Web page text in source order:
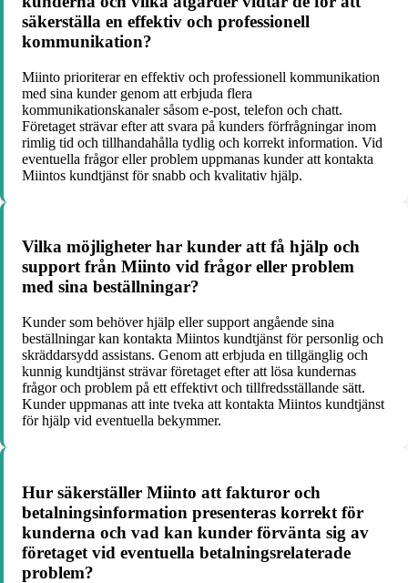
säkerställa en effektiv och professionell
kommunikation?
Miinto prioriterar en effektiv och professionell kommunikation
med sina kunder genom att erbjuda flera
kommunikationskanaler såsom e-post, telefon och chatt.
Företaget strävar efter att svara på kunders förfrågningar inom
rimlig tid och tillhandahålla tydlig och korrekt information. Vid
eventuella frågor eller problem uppmanas kunder att kontakta
Miintos kundtjänst för snabb och kvalitativ hjälp.
Vilka möjligheter har kunder att få hjälp och
support från Miinto vid frågor eller problem
med sina beställningar?
Kunder som behöver hjälp eller support angående sina
beställningar kan kontakta Miintos kundtjänst för personlig och
skräddarsydd assistans. Genom att erbjuda en tillgänglig och
kunnig kundtjänst strävar företaget efter att lösa kundernas
frågor och problem på ett effektivt och tillfredsställande sätt.
Kunder uppmanas att inte tveka att kontakta Miintos kundtjänst
för hjälp vid eventuella bekymmer.
Hur säkerställer Miinto att fakturor och
betalningsinformation presenteras korrekt för
kunderna och vad kan kunder förvänta sig av
företaget vid eventuella betalningsrelaterade
problem?